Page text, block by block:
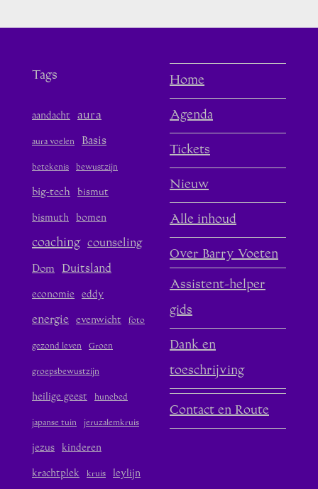
Tags
aandacht aura
aura voelen Basis
betekenis bewustzijn
big-tech bismut
bismuth bomen
coaching counseling
Dom Duitsland
economie eddy
energie evenwicht foto
gezond leven Groen
groepsbewustzijn
heilige geest hunebed
japanse tuin jeruzalemkruis
jezus kinderen
krachtplek kruis leylijn
Home
Agenda
Tickets
Nieuw
Alle inhoud
Over Barry Voeten
Assistent-helper
gids
Dank en
toeschrijving
Contact en Route